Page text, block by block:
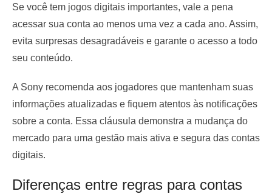
Se você tem jogos digitais importantes, vale a pena
acessar sua conta ao menos uma vez a cada ano. Assim,
evita surpresas desagradáveis e garante o acesso a todo
seu conteúdo.
A Sony recomenda aos jogadores que mantenham suas
informações atualizadas e fiquem atentos às notificações
sobre a conta. Essa cláusula demonstra a mudança do
mercado para uma gestão mais ativa e segura das contas
digitais.
Diferenças entre regras para contas